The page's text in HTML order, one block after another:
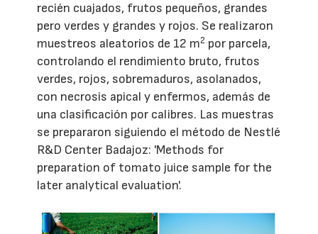
recién cuajados, frutos pequeños, grandes
pero verdes y grandes y rojos. Se realizaron
muestreos aleatorios de 12 m2 por parcela,
controlando el rendimiento bruto, frutos
verdes, rojos, sobremaduros, asolanados,
con necrosis apical y enfermos, además de
una clasificación por calibres. Las muestras
se prepararon siguiendo el método de Nestlé
R&D Center Badajoz: 'Methods for
preparation of tomato juice sample for the
later analytical evaluation'.